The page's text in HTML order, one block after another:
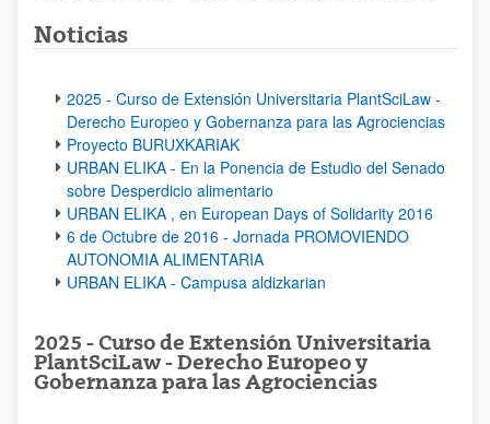
Noticias
2025 - Curso de Extensión Universitaria PlantSciLaw -
Derecho Europeo y Gobernanza para las Agrociencias
Proyecto BURUXKARIAK
URBAN ELIKA - En la Ponencia de Estudio del Senado
sobre Desperdicio alimentario
URBAN ELIKA , en European Days of Solidarity 2016
6 de Octubre de 2016 - Jornada PROMOVIENDO
AUTONOMIA ALIMENTARIA
URBAN ELIKA - Campusa aldizkarian
2025 - Curso de Extensión Universitaria
PlantSciLaw - Derecho Europeo y
Gobernanza para las Agrociencias